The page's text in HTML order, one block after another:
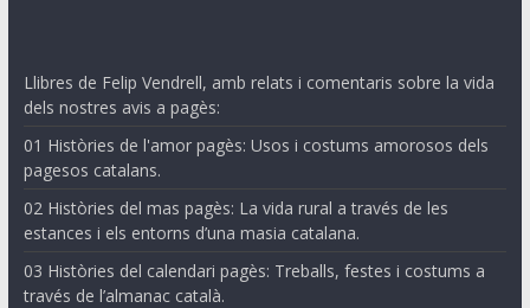
Llibres de Felip Vendrell, amb relats i comentaris sobre la vida
dels nostres avis a pagès:
01 Històries de l'amor pagès: Usos i costums amorosos dels
pagesos catalans.
02 Històries del mas pagès: La vida rural a través de les
estances i els entorns d’una masia catalana.
03 Històries del calendari pagès: Treballs, festes i costums a
través de l’almanac català.